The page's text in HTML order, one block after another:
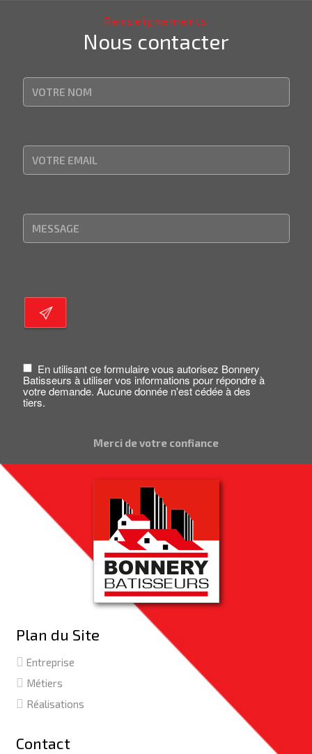
Renseignements
Nous contacter
En utilisant ce formulaire vous autorisez Bonnery
Batisseurs à utiliser vos informations pour répondre à
votre demande. Aucune donnée n'est cédée à des
tiers.
Merci de votre confiance
Plan du Site
Entreprise
Métiers
Réalisations
Contact